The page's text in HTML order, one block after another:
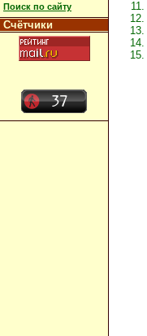
Поиск по сайту
Счётчики